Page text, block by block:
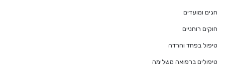
חגים ומועדים
חוקים רוחניים
טיפול בפחד וחרדה
טיפולים ברפואה משלימה